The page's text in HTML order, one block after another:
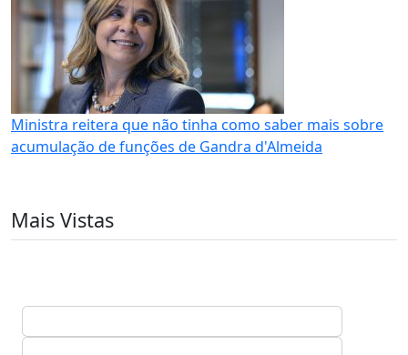
Ministra reitera que não tinha como saber mais sobre
acumulação de funções de Gandra d'Almeida
Mais Vistas